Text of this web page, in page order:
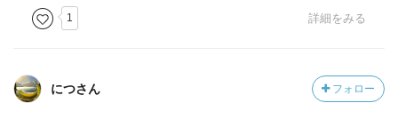
1 詳細をみる
につさん フォロー